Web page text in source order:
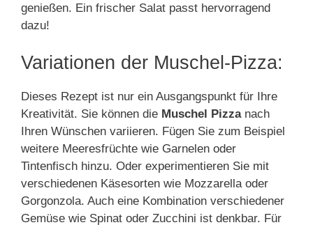
genießen. Ein frischer Salat passt hervorragend
dazu!
Variationen der Muschel-Pizza:
Dieses Rezept ist nur ein Ausgangspunkt für Ihre
Kreativität. Sie können die Muschel Pizzanach
Ihren Wünschen variieren. Fügen Sie zum Beispiel
weitere Meeresfrüchte wie Garnelen oder
Tintenfisch hinzu. Oder experimentieren Sie mit
verschiedenen Käsesorten wie Mozzarella oder
Gorgonzola. Auch eine Kombination verschiedener
Gemüse wie Spinat oder Zucchini ist denkbar. Für